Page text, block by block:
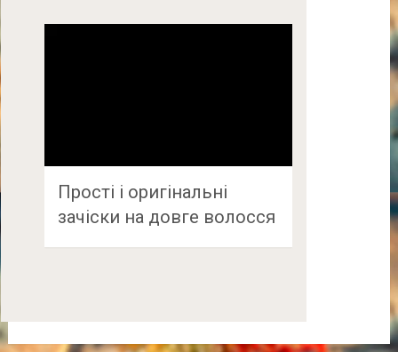
Прості і оригінальні
зачіски на довге волосся